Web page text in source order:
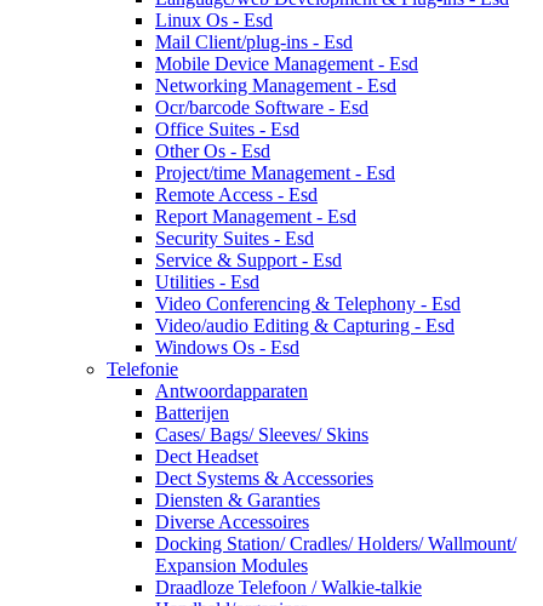
Linux Os - Esd
Mail Client/plug-ins - Esd
Mobile Device Management - Esd
Networking Management - Esd
Ocr/barcode Software - Esd
Office Suites - Esd
Other Os - Esd
Project/time Management - Esd
Remote Access - Esd
Report Management - Esd
Security Suites - Esd
Service & Support - Esd
Utilities - Esd
Video Conferencing & Telephony - Esd
Video/audio Editing & Capturing - Esd
Windows Os - Esd
Telefonie
Antwoordapparaten
Batterijen
Cases/ Bags/ Sleeves/ Skins
Dect Headset
Dect Systems & Accessories
Diensten & Garanties
Diverse Accessoires
Docking Station/ Cradles/ Holders/ Wallmount/
Expansion Modules
Draadloze Telefoon / Walkie-talkie